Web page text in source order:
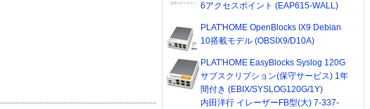
6アクセスポイント (EAP615-WALL)
PLAT'HOME OpenBlocks IX9 Debian
10搭載モデル (OBSIX9/D10A)
PLAT'HOME EasyBlocks Syslog 120G
サブスクリプション(保守サービス) 1年
間付き (EBIX/SYSLOG120G/1Y)
内田洋行 イレーザーFB型(大) 7-337-